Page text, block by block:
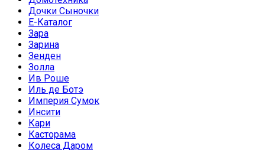
Дочки Сыночки
Е-Каталог
Зара
Зарина
Зенден
Золла
Ив Роше
Иль де Ботэ
Империя Сумок
Инсити
Кари
Касторама
Колеса Даром